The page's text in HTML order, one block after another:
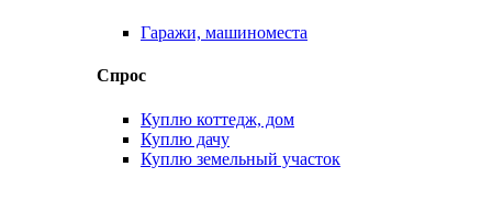
Гаражи, машиноместа
Спрос
Куплю коттедж, дом
Куплю дачу
Куплю земельный участок